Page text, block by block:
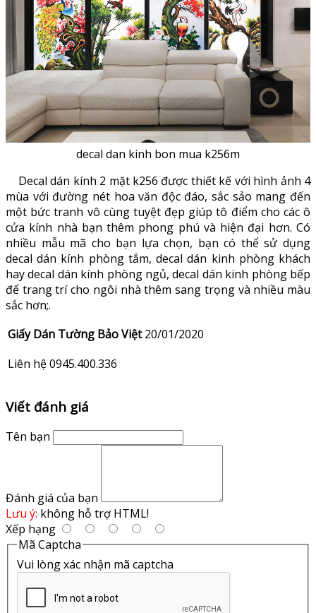
decal dan kinh bon mua k256m
Decal dán kính 2 mặt k256 được thiết kế với hình ảnh 4
mùa với đường nét hoa văn độc đáo, sắc sảo mang đến
một bức tranh vô cùng tuyệt đẹp giúp tô điểm cho các ô
cửa kính nhà bạn thêm phong phú và hiện đại hơn. Có
nhiều mẫu mã cho bạn lựa chọn, bạn có thể sử dụng
decal dán kính phòng tắm, decal dán kinh phòng khách
hay decal dán kính phòng ngủ, decal dán kinh phòng bếp
để trang trí cho ngôi nhà thêm sang trọng và nhiều màu
sắc hơn;.
Giấy Dán Tường Bảo Việt 20/01/2020
Liên hệ 0945.400.336
Viết đánh giá
Tên bạn
Đánh giá của bạn
Lưu ý: không hỗ trợ HTML!
Xếp hạng
Mã Captcha
Vui lòng xác nhận mã captcha